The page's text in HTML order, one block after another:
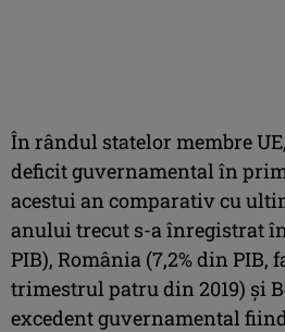
În rândul statelor membre
deficit guvernamental în
acestui an comparativ cu
anului trecut s-a înregistrat
PIB), România (7,2% din PIB,
trimestrul patru din 2019) şi
excedent guvernamental